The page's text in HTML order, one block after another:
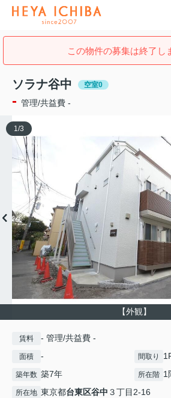
この物件の募集は終了し
ソラナ谷中 空室0
- 管理/共益費 -
【外観】
1/3
賃料 - 管理/共益費 -
面積 - 間取り
築年数 築7年 所在階 1
所在地 東京都台東区谷中 ３丁目2-16